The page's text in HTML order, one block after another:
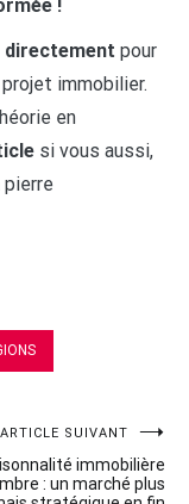
!
pour
immobilier.
en
si vous aussi,
ARTICLE SUIVANT
immobilière
: un marché plus